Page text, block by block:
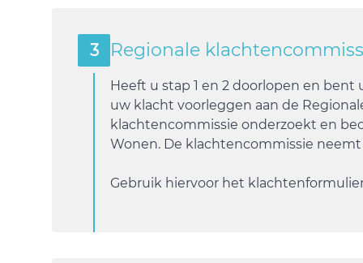
3 Regionale
Heeft u stap 1 en 2 doorlopen en
uw klacht voorleggen aan de
klachtencommissie onderzoekt en
Wonen. De klachtencommissie
Gebruik hiervoor het